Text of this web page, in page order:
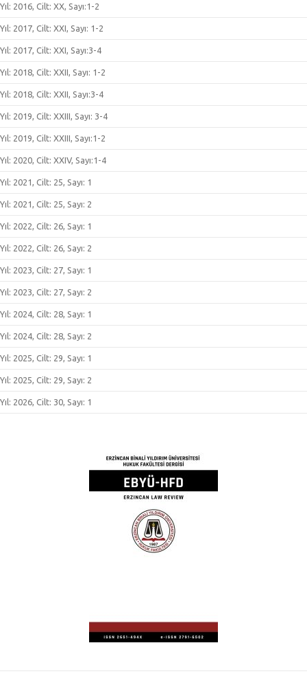
Yıl: 2016, Cilt: XX, Sayı:1-2
Yıl: 2017, Cilt: XXI, Sayı: 1-2
Yıl: 2017, Cilt: XXI, Sayı:3-4
Yıl: 2018, Cilt: XXII, Sayı: 1-2
Yıl: 2018, Cilt: XXII, Sayı:3-4
Yıl: 2019, Cilt: XXIII, Sayı: 3-4
Yıl: 2019, Cilt: XXIII, Sayı:1-2
Yıl: 2020, Cilt: XXIV, Sayı:1-4
Yıl: 2021, Cilt: 25, Sayı: 1
Yıl: 2021, Cilt: 25, Sayı: 2
Yıl: 2022, Cilt: 26, Sayı: 1
Yıl: 2022, Cilt: 26, Sayı: 2
Yıl: 2023, Cilt: 27, Sayı: 1
Yıl: 2023, Cilt: 27, Sayı: 2
Yıl: 2024, Cilt: 28, Sayı: 1
Yıl: 2024, Cilt: 28, Sayı: 2
Yıl: 2025, Cilt: 29, Sayı: 1
Yıl: 2025, Cilt: 29, Sayı: 2
Yıl: 2026, Cilt: 30, Sayı: 1